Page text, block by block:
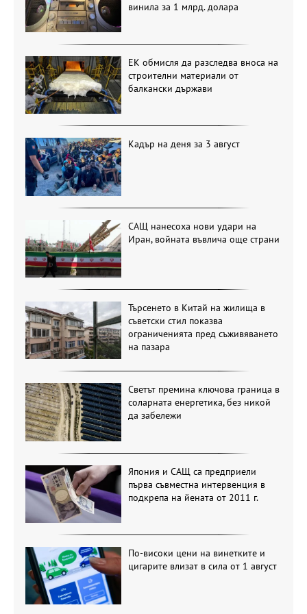
винила за 1 млрд. долара
ЕК обмисля да разследва вноса на
строителни материали от
балкански държави
Кадър на деня за 3 август
САЩ нанесоха нови удари на
Иран, войната въвлича още страни
Търсенето в Китай на жилища в
съветски стил показва
ограниченията пред съживяването
на пазара
Светът премина ключова граница в
соларната енергетика, без никой
да забележи
Япония и САЩ са предприели
първа съвместна интервенция в
подкрепа на йената от 2011 г.
По-високи цени на винетките и
цигарите влизат в сила от 1 август